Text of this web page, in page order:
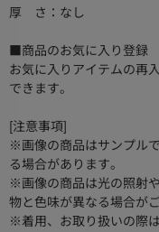
厚 さ：なし
■商品のお気に入り登録
お気に入りアイテムの再
できます。
[注意事項]
※画像の商品はサンプル
る場合があります。
※画像の商品は光の照射
物と色味が異なる場合が
※着用、お取り扱いの際